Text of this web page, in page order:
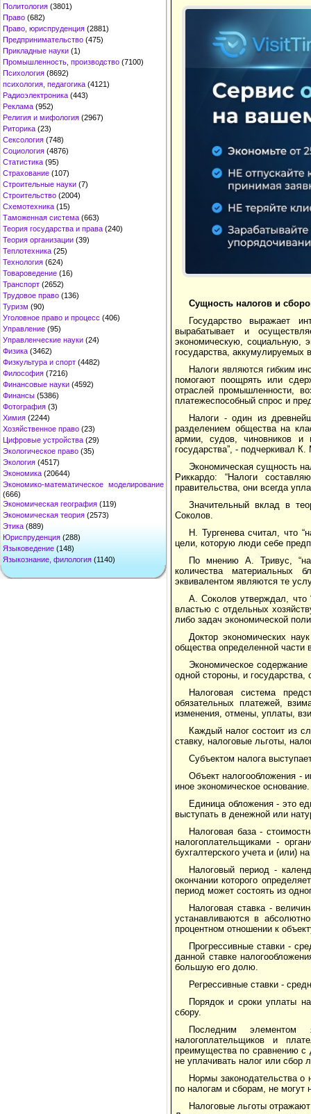
Политология (3801)
Право (682)
Право, юриспруденция (2881)
Предпринимательство (475)
Прикладные науки (1)
Промышленность, производство (7100)
Психология (8692)
психология, педагогика (4121)
Радиоэлектроника (443)
Реклама (952)
Религия и мифология (2967)
Риторика (23)
Сексология (748)
Социология (4876)
Статистика (95)
Страхование (107)
Строительные науки (7)
Строительство (2004)
Схемотехника (15)
Таможенная система (663)
Теория государства и права (240)
Теория организации (39)
Теплотехника (25)
Технология (624)
Товароведение (16)
Транспорт (2652)
Трудовое право (136)
Туризм (90)
Уголовное право и процесс (406)
Управление (95)
Управленческие науки (24)
Физика (3462)
Физкультура и спорт (4482)
Философия (7216)
Финансовые науки (4592)
Финансы (5386)
Фотография (3)
Химия (2244)
Хозяйственное право (23)
Цифровые устройства (29)
Экологическое право (35)
Экология (4517)
Экономика (20644)
Экономико-математическое моделирование
(666)
Экономическая география (119)
Экономическая теория (2573)
Этика (889)
Юриспруденция (288)
Языковедение (148)
Языкознание, филология (1140)
Сущность налогов и
Государство выражает
вырабатывает и
экономическую, социальную,
государства, аккумулируемых
Налоги являются гибким
помогают поощрять или
отраслей промышленности,
платежеспособный спрос и
Налоги - один из
разделением общества на
армии, судов, чиновников и
государства”, - подчеркивал К.
Экономическая сущность
Риккардо: “Налоги
правительства, они всегда
Значительный вклад в
Соколов.
Н. Тургенева считал, что
цели, которую люди себе
По мнению А. Тривус,
количества материальных
эквивалентом являются те
А. Соколов утверждал, что
властью с отдельных
либо задач экономической
Доктор экономических
общества определенной части
Экономическое
одной стороны, и
Налоговая система
обязательных платежей,
изменения, отмены, уплаты,
Каждый налог состоит из
ставку, налоговые льготы,
Субъектом налога
Объект налогообложения -
иное экономическое основание.
Единица обложения - это
выступать в денежной или
Налоговая база -
налогоплательщиками -
бухгалтерского учета и (или)
Налоговый период -
окончании которого
период может состоять из
Налоговая ставка -
устанавливаются в
процентном отношении к
Прогрессивные ставки -
данной ставке
большую его долю.
Регрессивные ставки -
Порядок и сроки уплаты
сбору.
Последним элементом
налогоплательщиков и
преимущества по сравнению с
не уплачивать налог или сбор
Нормы законодательства о
по налогам и сборам, не могут
Налоговые льготы